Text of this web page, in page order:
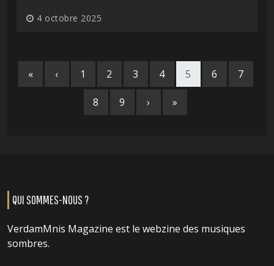
4 octobre 2025
« ‹ 1 2 3 4 5 6 7
8 9 › »
QUI SOMMES-NOUS ?
VerdamMnis Magazine est le webzine des musiques
sombres.